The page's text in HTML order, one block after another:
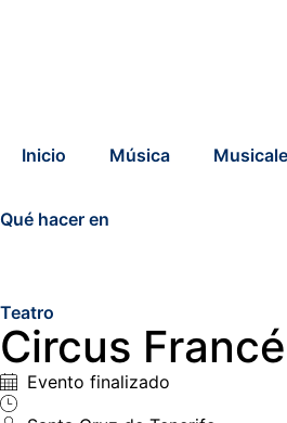
Inicio Música
Qué hacer en
Teatro
Circus
Evento finalizado